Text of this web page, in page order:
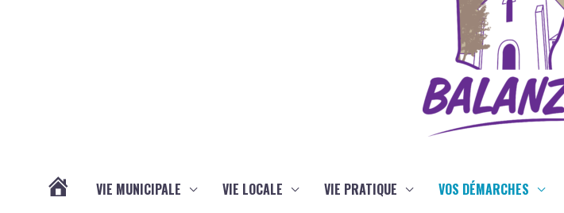
VIE MUNICIPALE VIE LOCALE VIE PRATIQUE VOS DÉMARCHES